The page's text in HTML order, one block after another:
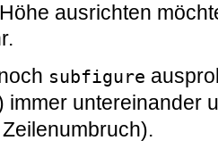
ausrichten
subfigure
immer untereinander